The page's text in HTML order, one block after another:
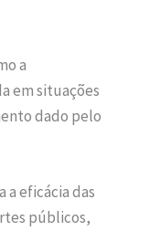
a
em situações
dado pelo
a eficácia das
públicos,